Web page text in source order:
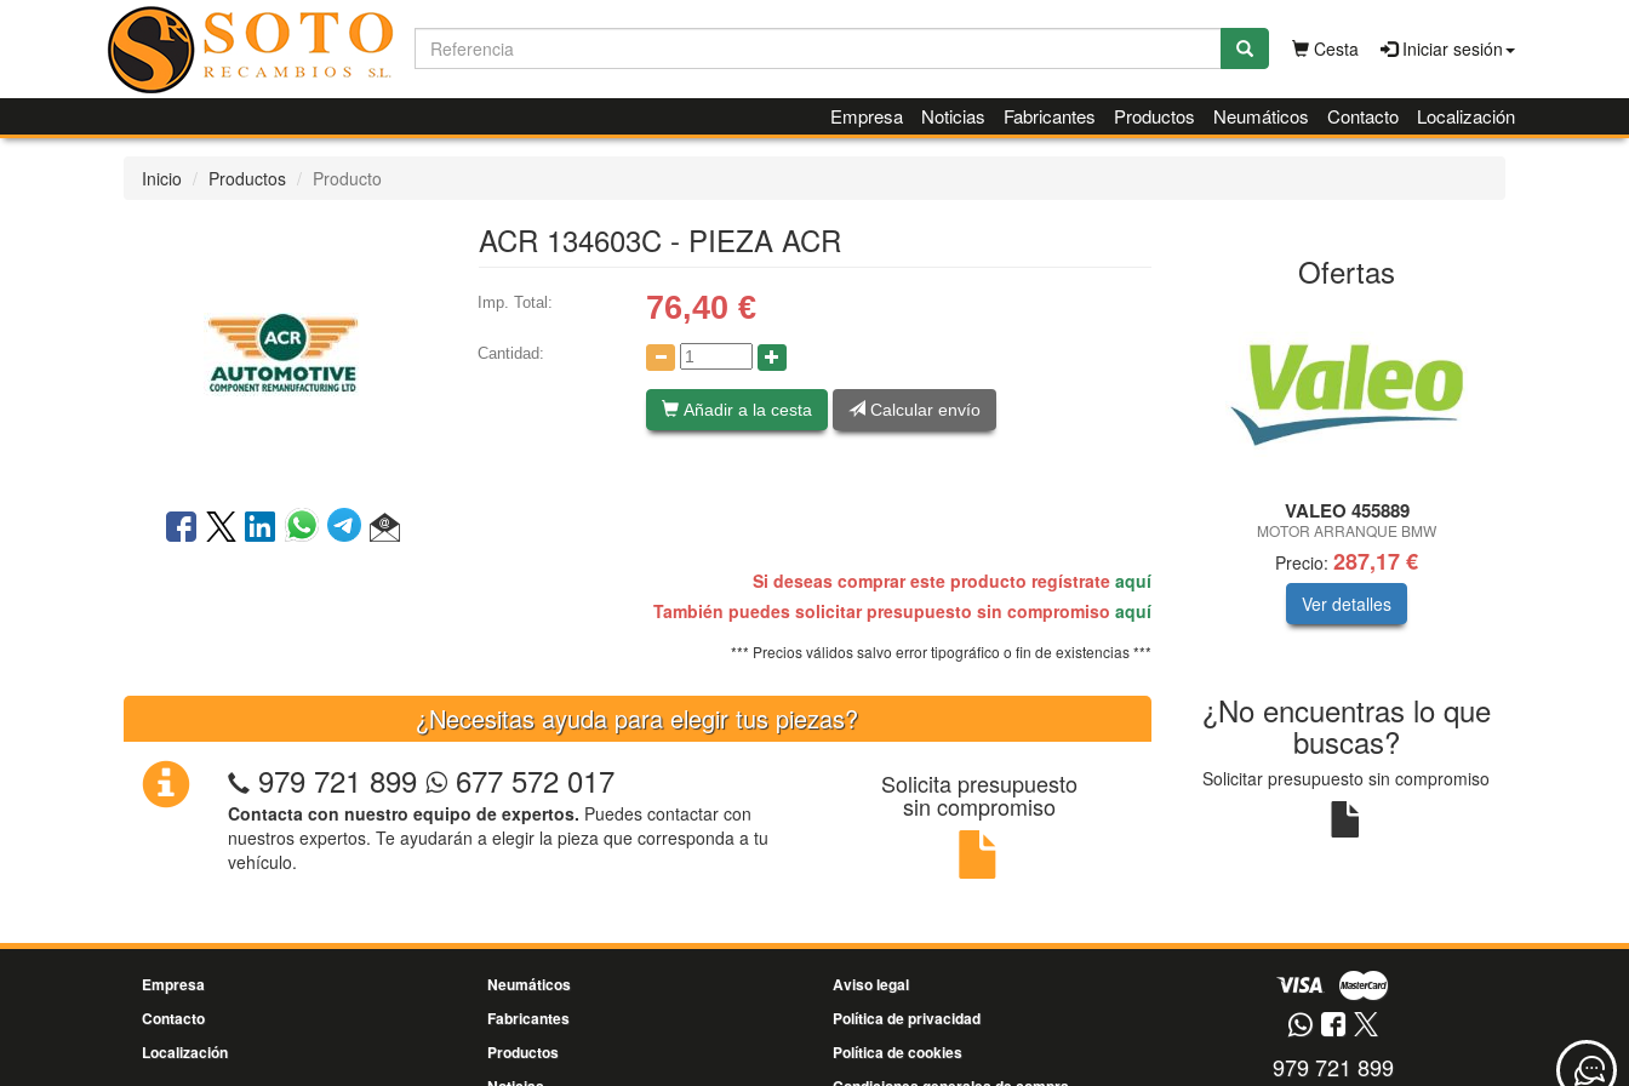
Cesta Iniciar sesión
Empresa Noticias Fabricantes Productos Neumáticos Contacto Localización
Inicio Productos Producto
ACR 134603C - PIEZA ACR
Imp. Total: 76,40 €
Cantidad:
Añadir a la cesta Calcular envío
Si deseas comprar este producto regístrate aquí
También puedes solicitar presupuesto sin compromiso aquí
*** Precios válidos salvo error tipográfico o fin de existencias ***
¿Necesitas ayuda para elegir tus piezas?
979 721 899 677 572 017
Contacta con nuestro equipo de expertos. Puedes contactar con
nuestros expertos. Te ayudarán a elegir la pieza que corresponda a tu
vehículo.
Solicita presupuesto
sin compromiso
Ofertas
VALEO 455889
MOTOR ARRANQUE BMW
Precio: 287,17 €
Ver detalles
¿No encuentras lo que
buscas?
Solicitar presupuesto sin compromiso
Empresa
Contacto
Localización
Neumáticos
Fabricantes
Productos
Aviso legal
Política de privacidad
Política de cookies
979 721 899